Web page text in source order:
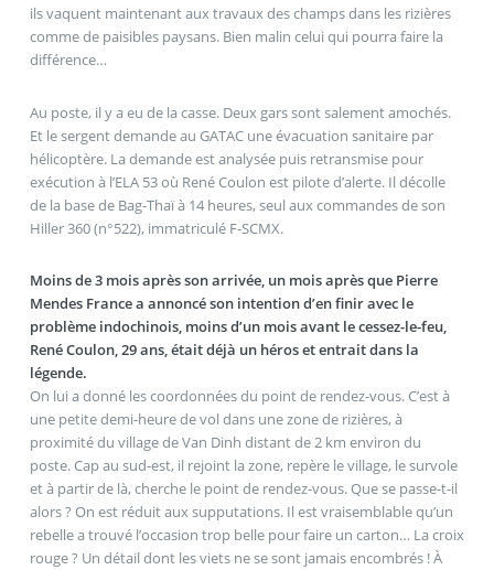
ils vaquent maintenant aux travaux des champs dans les rizières
comme de paisibles paysans. Bien malin celui qui pourra faire la
différence…
Au poste, il y a eu de la casse. Deux gars sont salement amochés.
Et le sergent demande au GATAC une évacuation sanitaire par
hélicoptère. La demande est analysée puis retransmise pour
exécution à l’ELA 53 où René Coulon est pilote d’alerte. Il décolle
de la base de Bag-Thaï à 14 heures, seul aux commandes de son
Hiller 360 (n°522), immatriculé F-SCMX.
Moins de 3 mois après son arrivée, un mois après que Pierre
Mendes France a annoncé son intention d’en finir avec le
problème indochinois, moins d’un mois avant le cessez-le-feu,
René Coulon, 29 ans, était déjà un héros et entrait dans la
légende.
On lui a donné les coordonnées du point de rendez-vous. C’est à
une petite demi-heure de vol dans une zone de rizières, à
proximité du village de Van Dinh distant de 2 km environ du
poste. Cap au sud-est, il rejoint la zone, repère le village, le survole
et à partir de là, cherche le point de rendez-vous. Que se passe-t-il
alors ? On est réduit aux supputations. Il est vraisemblable qu’un
rebelle a trouvé l’occasion trop belle pour faire un carton… La croix
rouge ? Un détail dont les viets ne se sont jamais encombrés ! À